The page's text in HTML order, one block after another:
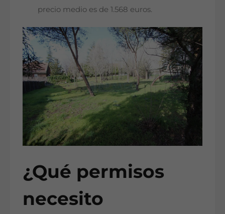
precio medio es de 1.568 euros.
¿Qué permisos
necesito